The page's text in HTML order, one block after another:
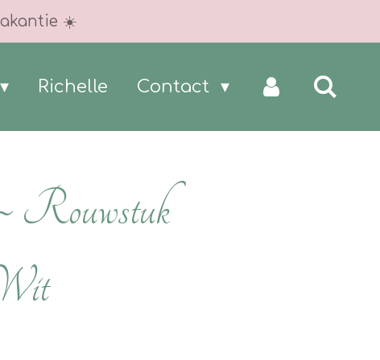
☀️
Richelle Contact
Rouwstuk